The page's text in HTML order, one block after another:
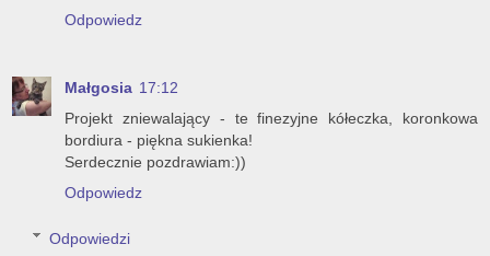
Odpowiedz
Małgosia 17:12
Projekt zniewalający - te finezyjne kółeczka, koronkowa
bordiura - piękna sukienka!
Serdecznie pozdrawiam:))
Odpowiedz
Odpowiedzi